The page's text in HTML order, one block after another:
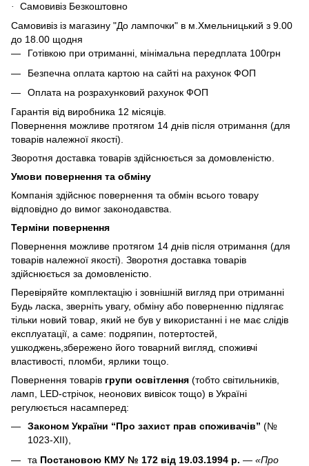
·
Самовивіз Безкоштовно
Самовивіз із магазину "До лампочки" в м.Хмельницький з 9.00
до 18.00 щодня
Готівкою при отриманні, мінімальна передплата 100грн
Безпечна оплата картою на сайті на рахунок ФОП
Оплата на розрахунковий рахунок ФОП
Гарантія від виробника 12 місяців.
Повернення можливе протягом 14 днів після отримання (для
товарів належної якості).
Зворотня доставка товарів здійснюється за домовленістю.
Умови повернення та обміну
Компанія здійснює повернення та обмін всього товару
відповідно до вимог законодавства.
Терміни повернення
Повернення можливе протягом 14 днів після отримання (для
товарів належної якості). Зворотня доставка товарів
здійснюється за домовленістю.
Перевіряйте комплектацію і зовнішній вигляд при отриманні
Будь ласка, зверніть увагу, обміну або поверненню підлягає
тільки новий товар, який не був у використанні і не має слідів
експлуатації, а саме: подряпин, потертостей,
ушкоджень,збережено його товарний вигляд, споживчі
властивості, пломби, ярлики тощо.
Повернення товарів групи освітлення (тобто світильників,
ламп, LED-стрічок, неонових вивісок тощо) в Україні
регулюється насамперед:
Законом України “Про захист прав споживачів” (№
1023-XII),
та Постановою КМУ № 172 від 19.03.1994 р. — «Про